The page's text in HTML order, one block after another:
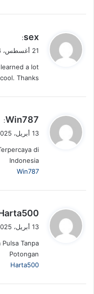
ي
ق
ل
sex
:
21 أغسطس، 2024 الساعة 2:16 ص
a lot
Thanks.
ي
ق
ل
Win787
:
13 أبريل، 2025 الساعة 10:58 ص
di
Indonesia
Win787
ي
ق
ل
13 أبريل، 2025 الساعة 11:01 ص
Tanpa
Potongan
Harta500